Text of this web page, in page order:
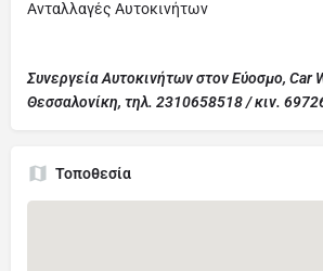
Ανταλλαγές Αυτοκινήτων
Συνεργεία Αυτοκινήτων στον Εύοσμο, Car
Θεσσαλονίκη, τηλ. 2310658518 / κιν.
Τοποθεσία